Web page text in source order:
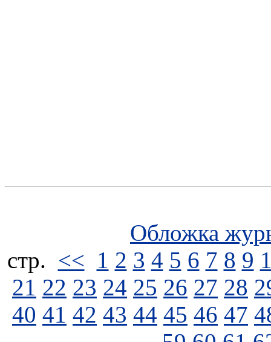
Обложка
стp. << 1 2 3 4 5 6 7 8 9
21 22 23 24 25 26 27 28
40 41 42 43 44 45 46 47